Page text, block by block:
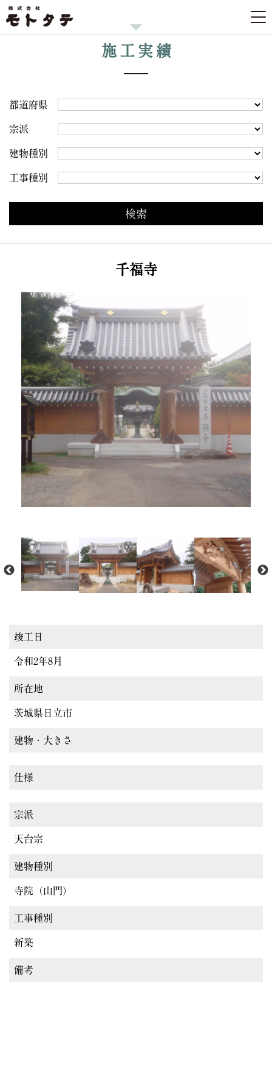
施工実績
都道府県
宗派
建物種別
工事種別
千福寺
竣工日
令和2年8月
所在地
茨城県日立市
建物・大きさ
仕様
宗派
天台宗
建物種別
寺院（山門）
工事種別
新築
備考